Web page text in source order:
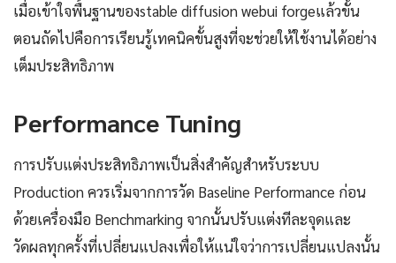
เมื่อเข้าใจพื้นฐานของstable diffusion webui forgeแล้วขั้น
ตอนถัดไปคือการเรียนรู้เทคนิคขั้นสูงที่จะช่วยให้ใช้งานได้อย่าง
เต็มประสิทธิภาพ
Performance Tuning
การปรับแต่งประสิทธิภาพเป็นสิ่งสำคัญสำหรับระบบ
Production ควรเริ่มจากการวัด Baseline Performance ก่อน
ด้วยเครื่องมือ Benchmarking จากนั้นปรับแต่งทีละจุดและ
วัดผลทุกครั้งที่เปลี่ยนแปลงเพื่อให้แน่ใจว่าการเปลี่ยนแปลงนั้น